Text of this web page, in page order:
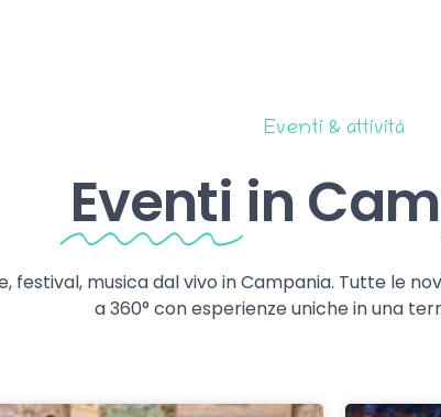
Eventi & attività
Eventi in
festival, musica dal vivo in Campania. Tutte le
a 360° con esperienze uniche in una